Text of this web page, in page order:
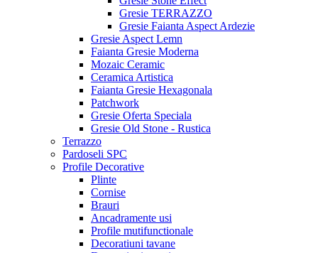
Gresie TERRAZZO
Gresie Faianta Aspect Ardezie
Gresie Aspect Lemn
Faianta Gresie Moderna
Mozaic Ceramic
Ceramica Artistica
Faianta Gresie Hexagonala
Patchwork
Gresie Oferta Speciala
Gresie Old Stone - Rustica
Terrazzo
Pardoseli SPC
Profile Decorative
Plinte
Cornise
Brauri
Ancadramente usi
Profile mutifunctionale
Decoratiuni tavane